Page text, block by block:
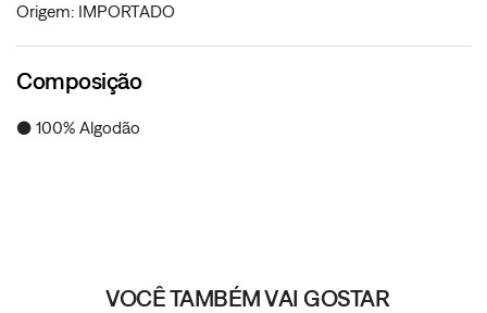
Origem: IMPORTADO
Composição
● 100% Algodão
VOCÊ TAMBÉM VAI GOSTAR